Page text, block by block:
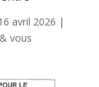
avril 2026 |
vous